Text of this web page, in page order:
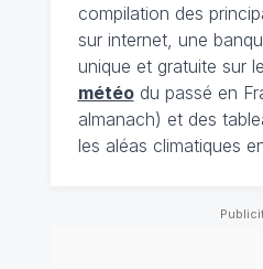
compilation des
sur internet, une
unique et gratuite sur
météodu passé en
almanach) et des
les aléas climatiques